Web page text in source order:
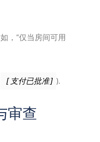
，“仅当房间可用
[支付已批准] ).
审查